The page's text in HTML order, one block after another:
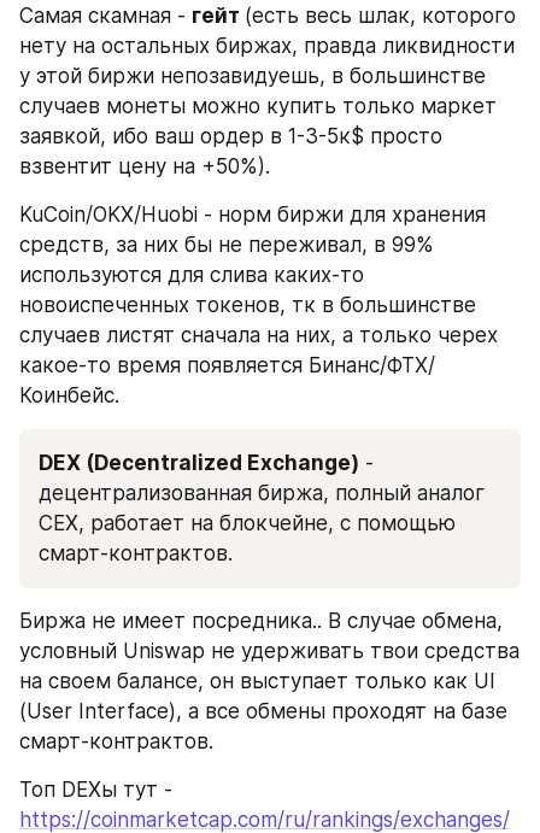
Самая скамная - гейт (есть весь шлак, которого
нету на остальных биржах, правда ликвидности
у этой биржи непозавидуешь, в большинстве
случаев монеты можно купить только маркет
заявкой, ибо ваш ордер в 1-3-5к$ просто
взвентит цену на +50%).
KuCoin/OKX/Huobi - норм биржи для хранения
средств, за них бы не переживал, в 99%
используются для слива каких-то
новоиспеченных токенов, тк в большинстве
случаев листят сначала на них, а только черех
какое-то время появляется Бинанс/ФТХ/
Коинбейс.
DEX (Decentralized Exchange) -
децентрализованная биржа, полный аналог
CEX, работает на блокчейне, с помощью
смарт-контрактов.
Биржа не имеет посредника.. В случае обмена,
условный Uniswap не удерживать твои средства
на своем балансе, он выступает только как UI
(User Interface), а все обмены проходят на базе
смарт-контрактов.
https://coinmarketcap.com/ru/rankings/exchanges/